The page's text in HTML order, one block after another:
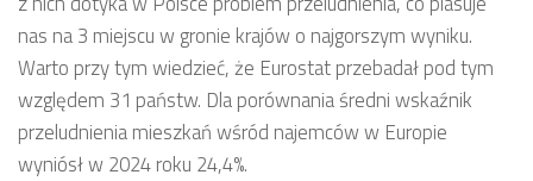
nas na 3 miejscu w gronie krajów o najgorszym wyniku.
Warto przy tym wiedzieć, że Eurostat przebadał pod tym
względem 31 państw. Dla porównania średni wskaźnik
przeludnienia mieszkań wśród najemców w Europie
wyniósł w 2024 roku 24,4%.